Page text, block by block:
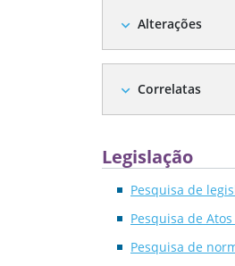
expand_more Alterações
expand_more Correlatas
Legislação
Pesquisa de
Pesquisa de
Pesquisa de